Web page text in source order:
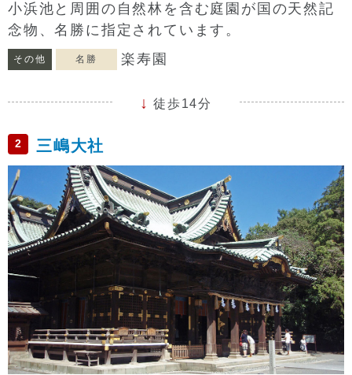
小浜池と周囲の自然林を含む庭園が国の天然記
念物、名勝に指定されています。
その他 名勝 楽寿園
徒歩14分
2 三嶋大社